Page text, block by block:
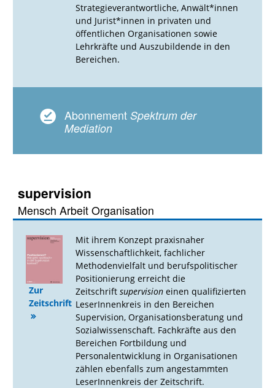
Strategieverantwortliche, Anwält*innen
und Jurist*innen in privaten und
öffentlichen Organisationen sowie
Lehrkräfte und Auszubildende in den
Bereichen.
Abonnement Spektrum der
Mediation
supervision
Mensch Arbeit Organisation
Zur
Zeitschrift
Mit ihrem Konzept praxisnaher
Wissenschaftlichkeit, fachlicher
Methodenvielfalt und berufspolitischer
Positionierung erreicht die
Zeitschrift supervisioneinen qualifizierten
LeserInnenkreis in den Bereichen
Supervision, Organisationsberatung und
Sozialwissenschaft. Fachkräfte aus den
Bereichen Fortbildung und
Personalentwicklung in Organisationen
zählen ebenfalls zum angestammten
LeserInnenkreis der Zeitschrift.